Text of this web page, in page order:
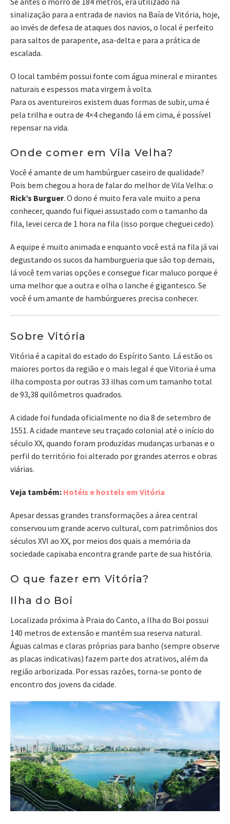
sinalização para a entrada de navios na Baía de Vitória, hoje,
ao invés de defesa de ataques dos navios, o local é perfeito
para saltos de parapente, asa-delta e para a prática de
escalada.
O local também possui fonte com água mineral e mirantes
naturais e espessos mata virgem à volta.
Para os aventureiros existem duas formas de subir, uma é
pela trilha e outra de 4×4 chegando lá em cima, é possível
repensar na vida.
Onde comer em Vila Velha?
Você é amante de um hambúrguer caseiro de qualidade?
Pois bem chegou a hora de falar do melhor de Vila Velha: o
Rick’s Burguer. O dono é muito fera vale muito a pena
conhecer, quando fui fiquei assustado com o tamanho da
fila, levei cerca de 1 hora na fila (isso porque cheguei cedo).
A equipe é muito animada e enquanto você está na fila já vai
degustando os sucos da hamburgueria que são top demais,
lá você tem varias opções e consegue ficar maluco porque é
uma melhor que a outra e olha o lanche é gigantesco. Se
você é um amante de hambúrgueres precisa conhecer.
Sobre Vitória
Vitória é a capital do estado do Espírito Santo. Lá estão os
maiores portos da região e o mais legal é que Vitoria é uma
ilha composta por outras 33 ilhas com um tamanho total
de 93,38 quilômetros quadrados.
A cidade foi fundada oficialmente no dia 8 de setembro de
1551. A cidade manteve seu traçado colonial até o início do
século XX, quando foram produzidas mudanças urbanas e o
perfil do território foi alterado por grandes aterros e obras
viárias.
Veja também: Hotéis e hostels em Vitória
Apesar dessas grandes transformações a área central
conservou um grande acervo cultural, com patrimônios dos
séculos XVI ao XX, por meios dos quais a memória da
sociedade capixaba encontra grande parte de sua história.
O que fazer em Vitória?
Ilha do Boi
Localizada próxima à Praia do Canto, a Ilha do Boi possui
140 metros de extensão e mantém sua reserva natural.
Águas calmas e claras próprias para banho (sempre observe
as placas indicativas) fazem parte dos atrativos, além da
região arborizada. Por essas razões, torna-se ponto de
encontro dos jovens da cidade.